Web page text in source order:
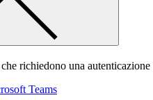
richiedono una autenticazione
Teams